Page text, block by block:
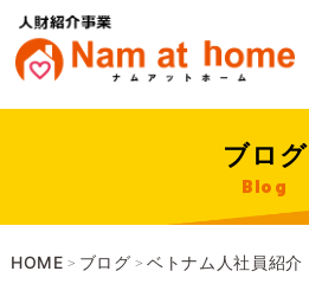
ブログ
Blog
HOME > ブログ > ベトナム人社員紹介